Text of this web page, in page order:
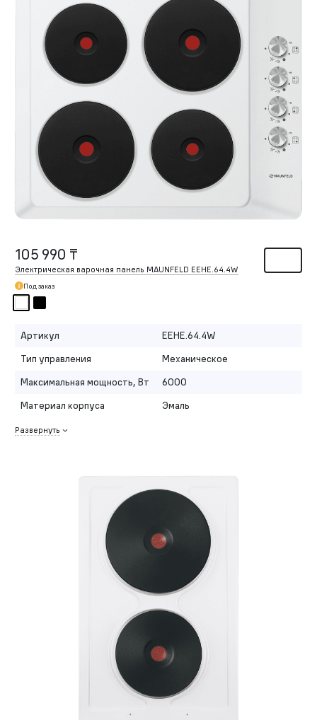
105 990 ₸
Электрическая варочная панель MAUNFELD EEHE.64.4W
Под заказ
Артикул
EEHE.64.4W
Тип управления
Механическое
Максимальная мощность, Вт
6000
Материал корпуса
Эмаль
Развернуть